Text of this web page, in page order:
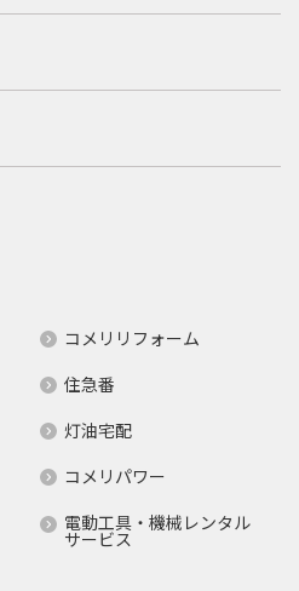
コメリリフォーム
住急番
灯油宅配
コメリパワー
電動工具・機械レンタル
サービス